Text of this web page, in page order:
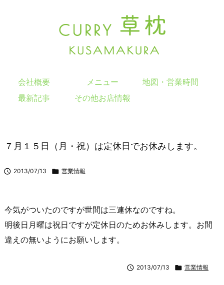
会社概要 メニュー
地図・営業時間
最新記事
その他お店情報
７月１５日（月・祝）は定休日でお休みします。
 2013/07/13  営業情報
今気がついたのですが世間は三連休なのですね。
明後日月曜は祝日ですが定休日のためお休みします。お間
違えの無いようにお願いします。
 2013/07/13  営業情報